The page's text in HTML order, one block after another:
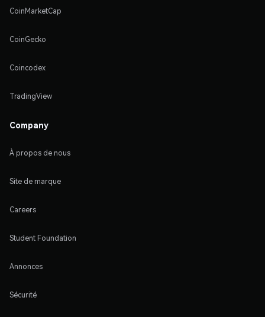
CoinMarketCap
CoinGecko
Coincodex
TradingView
Company
À propos de nous
Site de marque
Careers
Student Foundation
Annonces
Sécurité